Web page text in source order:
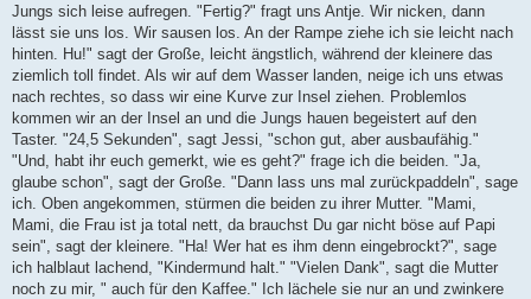
Jungs sich leise aufregen. "Fertig?" fragt uns Antje. Wir nicken, dann
lässt sie uns los. Wir sausen los. An der Rampe ziehe ich sie leicht nach
hinten. Hu!" sagt der Große, leicht ängstlich, während der kleinere das
ziemlich toll findet. Als wir auf dem Wasser landen, neige ich uns etwas
nach rechtes, so dass wir eine Kurve zur Insel ziehen. Problemlos
kommen wir an der Insel an und die Jungs hauen begeistert auf den
Taster. "24,5 Sekunden", sagt Jessi, "schon gut, aber ausbaufähig."
"Und, habt ihr euch gemerkt, wie es geht?" frage ich die beiden. "Ja,
glaube schon", sagt der Große. "Dann lass uns mal zurückpaddeln", sage
ich. Oben angekommen, stürmen die beiden zu ihrer Mutter. "Mami,
Mami, die Frau ist ja total nett, da brauchst Du gar nicht böse auf Papi
sein", sagt der kleinere. "Ha! Wer hat es ihm denn eingebrockt?", sage
ich halblaut lachend, "Kindermund halt." "Vielen Dank", sagt die Mutter
noch zu mir, " auch für den Kaffee." Ich lächele sie nur an und zwinkere